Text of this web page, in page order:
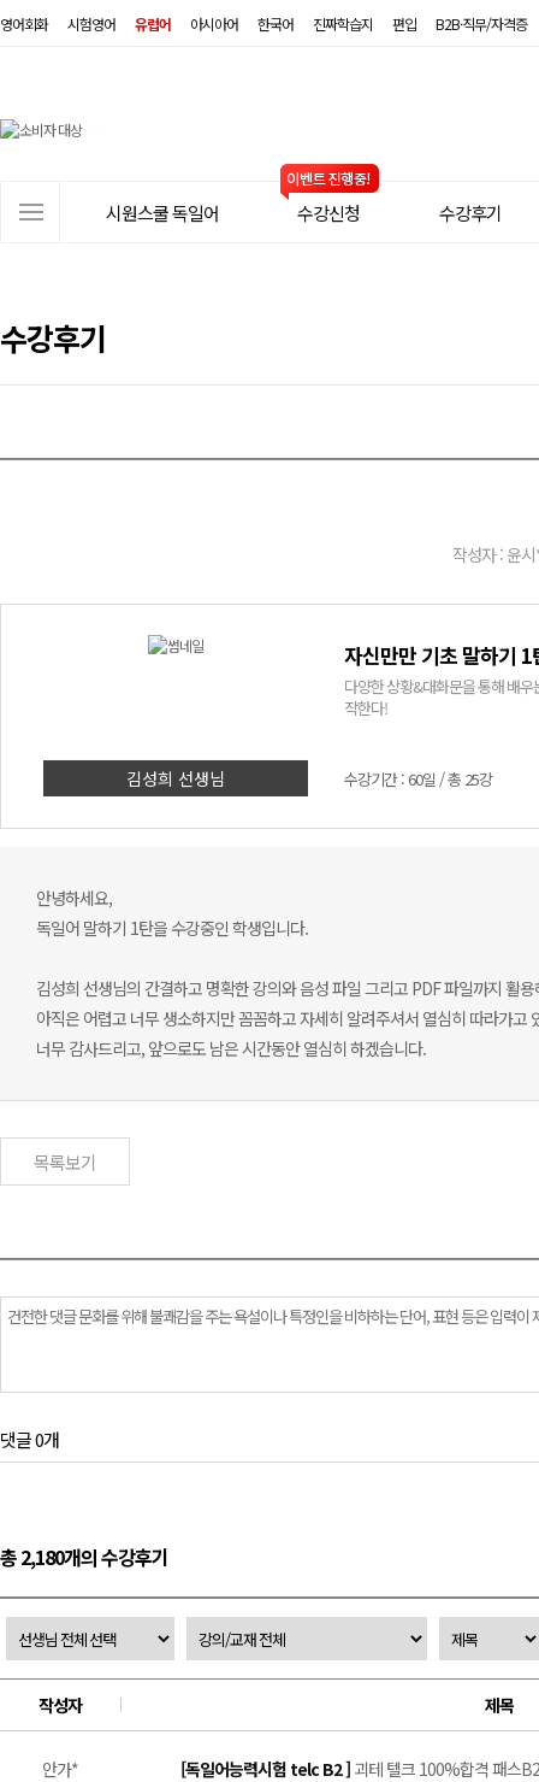
영어회화 시험영어 유럽어 아시아어 한국어 진짜학습지 편입 B2B·직무/자격증
뉴
시원스쿨 독일어 수강신청 수강후기
수강후기
작성자 : 윤
김성희 선생님
자신만만 기초 말하기 1
다양한 상황&대화문을 통해 배
작한다!
수강기간 : 60일 / 총 25강
안녕하세요,
독일어 말하기 1탄을 수강중인 학생입니다.
김성희 선생님의 간결하고 명확한 강의와 음성 파일 그리고 PDF 파일까지 활
아직은 어렵고 너무 생소하지만 꼼꼼하고 자세히 알려주셔서 열심히 따라가고
너무 감사드리고, 앞으로도 남은 시간동안 열심히 하겠습니다.
목록보기
댓글 0개
총 2,180개의 수강후기
작성자 제목
안가* [독일어능력시험 telc B2 ] 괴테 텔크 100%합격 패스